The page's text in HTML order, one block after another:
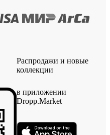
Распродажи и новые
коллекции
в приложении
Dropp.Market